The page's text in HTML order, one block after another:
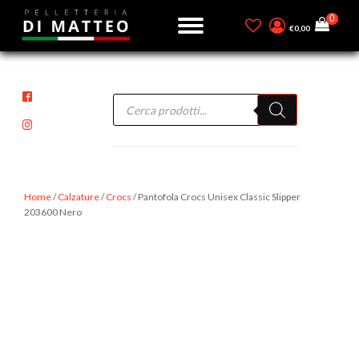
€0,00
Products
search
Home/Calzature/Crocs / Pantofola Crocs Unisex Classic Slipper
203600 Nero